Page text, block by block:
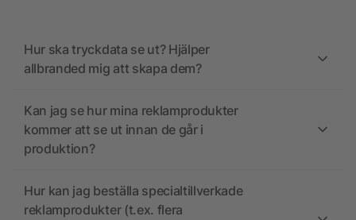
Hur ska tryckdata se ut? Hjälper
allbranded mig att skapa dem?
Kan jag se hur mina reklamprodukter
kommer att se ut innan de går i
produktion?
Hur kan jag beställa specialtillverkade
reklamprodukter (t.ex. flera